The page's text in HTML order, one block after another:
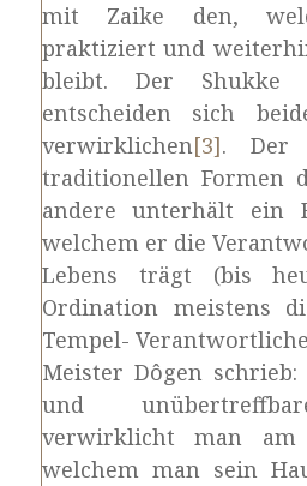
mit Zaike den,
praktiziert und
bleibt. Der
entscheiden sich
verwirklichen[3]. Der
traditionellen Formen
andere unterhält ein
welchem er die
Lebens trägt (bis
Ordination meistens
Tempel-
Meister Dôgen
und
verwirklicht man am
welchem man sein